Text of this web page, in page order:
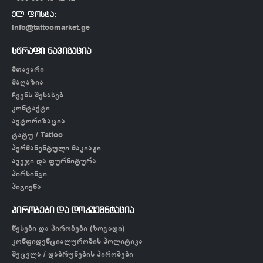
ელ-ფოსტა:
info@tattoomarket.ge
სწრაფი ნავიგაცია
მთავარი
მაღაზია
ჩვენს შესახებ
კონტაქტი
ავტორიზაცია
ტატუ / Tattoo
პერმანენტული მაკიაჟი
ავეჯი და ფურნიტურა
პირსინგი
ჰიგიენა
პირობები და დოკუემნტაცია
წესები და პირობები (ზოგადი)
კონფიდენციალურობის პოლიტიკა
შეცვლა / დაბრუნების პირობები